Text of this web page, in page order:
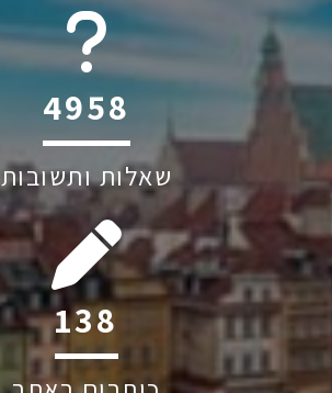
6045
שאלות ותשובות
192